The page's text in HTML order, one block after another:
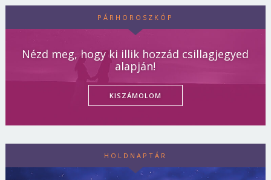
PÁRHOROSZKÓP
Nézd meg, hogy ki illik hozzád csillagjegyed
alapján!
KISZÁMOLOM
HOLDNAPTÁR